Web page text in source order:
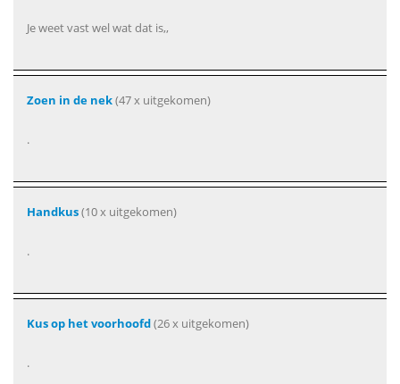
Je weet vast wel wat dat is,,
Zoen in de nek(47 x uitgekomen)
.
Handkus(10 x uitgekomen)
.
Kus op het voorhoofd(26 x uitgekomen)
.